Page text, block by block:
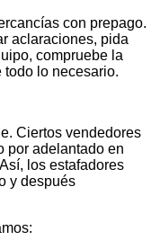
con prepago.
aclaraciones, pida
compruebe la
todo lo necesario.
Ciertos vendedores
por adelantado en
los estafadores
y después